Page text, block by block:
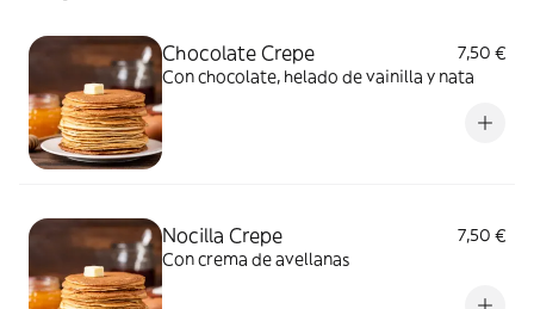
Chocolate Crepe
7,50 €
Con chocolate, helado de vainilla y nata
Nocilla Crepe
7,50 €
Con crema de avellanas